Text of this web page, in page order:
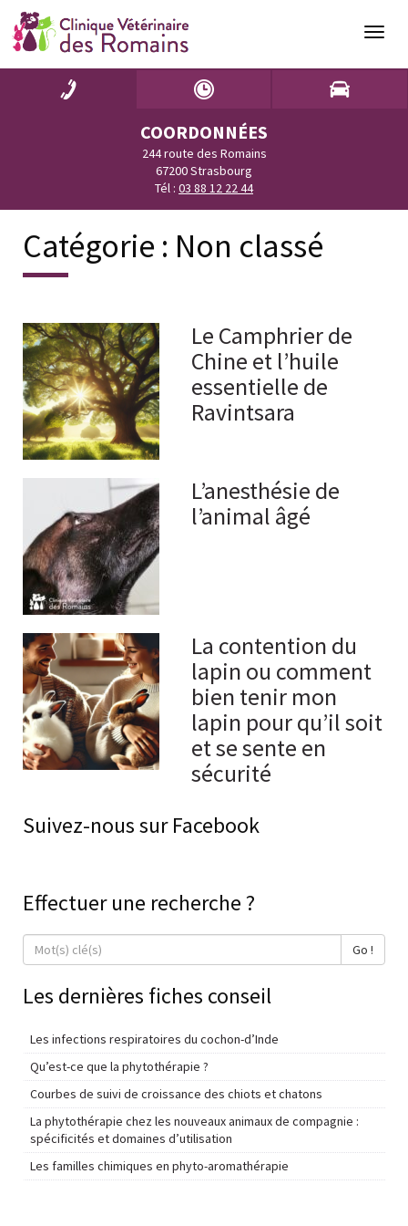
COORDONNÉES
244 route des Romains
67200 Strasbourg
Tél : 03 88 12 22 44
Catégorie : Non classé
Le Camphrier de
Chine et l’huile
essentielle de
Ravintsara
L’anesthésie de
l’animal âgé
La contention du
lapin ou comment
bien tenir mon
lapin pour qu’il soit
et se sente en
sécurité
Suivez-nous sur Facebook
Effectuer une recherche ?
Go !
Les dernières fiches conseil
Les infections respiratoires du cochon-d’Inde
Qu’est-ce que la phytothérapie ?
Courbes de suivi de croissance des chiots et chatons
La phytothérapie chez les nouveaux animaux de compagnie :
spécificités et domaines d’utilisation
Les familles chimiques en phyto-aromathérapie